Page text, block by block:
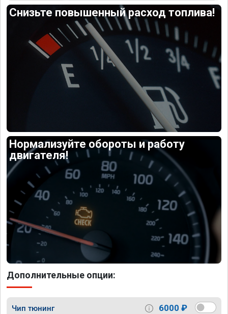
Снизьте повышенный расход топлива!
Нормализуйте обороты и работу
двигателя!
Дополнительные опции:
Чип тюнинг 6000 ₽